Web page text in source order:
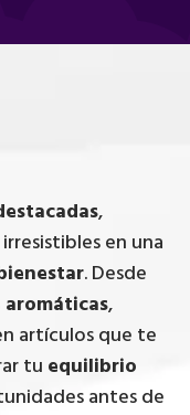
,
irresistibles en una
. Desde
aromáticas,
artículos que te
tu equilibrio
antes de